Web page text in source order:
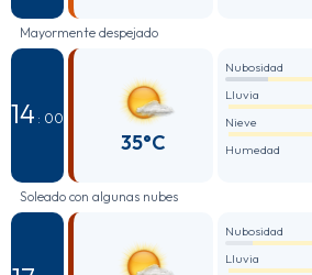
Mayormente despejado
14 : 00
35°C
Nubosidad
Lluvia
Nieve
Humedad
Soleado con algunas nubes
Nubosidad
Lluvia